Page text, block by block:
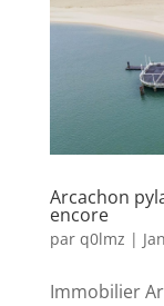
Arcachon
encore
par q0lmz |
Immobilier